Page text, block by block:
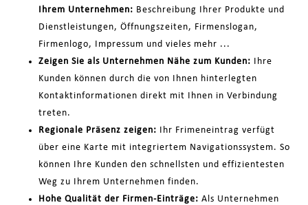
Ihrem Unternehmen: Beschreibung Ihrer Produkte und
Dienstleistungen, Öffnungszeiten, Firmenslogan,
Firmenlogo, Impressum und vieles mehr ...
Zeigen Sie als Unternehmen Nähe zum Kunden: Ihre
Kunden können durch die von Ihnen hinterlegten
Kontaktinformationen direkt mit Ihnen in Verbindung
treten.
Regionale Präsenz zeigen: Ihr Frimeneintrag verfügt
über eine Karte mit integriertem Navigationssystem. So
können Ihre Kunden den schnellsten und effizientesten
Weg zu Ihrem Unternehmen finden.
Hohe Qualität der Firmen-Einträge: Als Unternehmen